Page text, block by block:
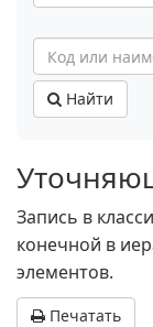
Найти
Запись в
конечной в
элементов.
Печатать